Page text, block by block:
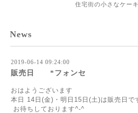
住宅街の小さなケー
News
2019-06-14 09:24:00
販売日 *フォンセ
おはようございます
本日 14日(金)・明日15日(土)は販売日で
お待ちしております^-^